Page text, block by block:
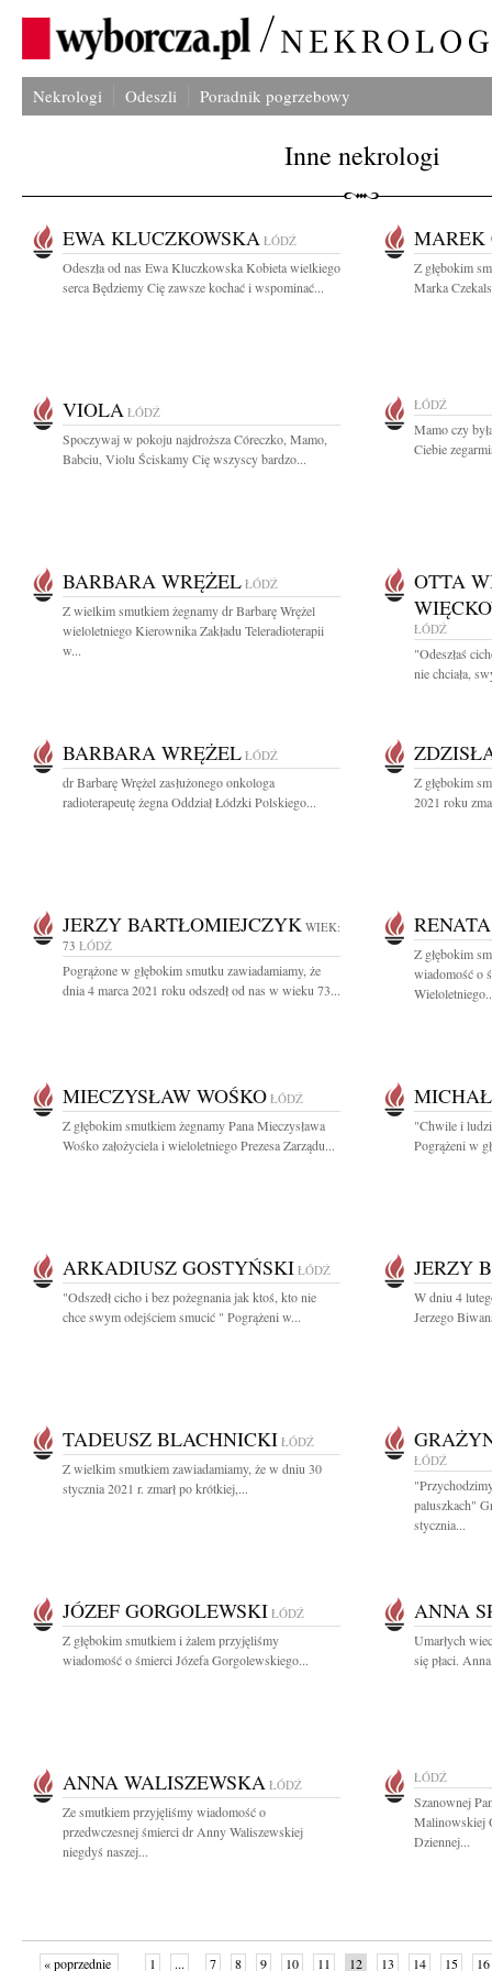
Nekrologi Odeszli Poradnik pogrzebowy
Inne nekrologi
EWA KLUCZKOWSKA ŁÓDŹ
Odeszła od nas Ewa Kluczkowska Kobieta wielkiego
serca Będziemy Cię zawsze kochać i wspominać...
MAREK
Z głębokim
Marka
VIOLA ŁÓDŹ
Spoczywaj w pokoju najdroższa Córeczko, Mamo,
Babciu, Violu Ściskamy Cię wszyscy bardzo...
ŁÓDŹ
Mamo czy
Ciebie
BARBARA WRĘŻEL ŁÓDŹ
Z wielkim smutkiem żegnamy dr Barbarę Wrężel
wieloletniego Kierownika Zakładu Teleradioterapii
w...
OTTA
ŁÓDŹ
"Odeszłaś
nie chciała,
BARBARA WRĘŻEL ŁÓDŹ
dr Barbarę Wrężel zasłużonego onkologa
radioterapeutę żegna Oddział Łódzki Polskiego...
Z głębokim
2021 roku
JERZY BARTŁOMIEJCZYK WIEK:
73 ŁÓDŹ
Pogrążone w głębokim smutku zawiadamiamy, że
dnia 4 marca 2021 roku odszedł od nas w wieku 73...
Z głębokim
wiadomość o
MIECZYSŁAW WOŚKO ŁÓDŹ
Z głębokim smutkiem żegnamy Pana Mieczysława
Wośko założyciela i wieloletniego Prezesa Zarządu...
"Chwile i
Pogrążeni w
ARKADIUSZ GOSTYŃSKI ŁÓDŹ
"Odszedł cicho i bez pożegnania jak ktoś, kto nie
chce swym odejściem smucić " Pogrążeni w...
JERZY
W dniu 4
Jerzego
TADEUSZ BLACHNICKI ŁÓDŹ
Z wielkim smutkiem zawiadamiamy, że w dniu 30
stycznia 2021 r. zmarł po krótkiej,...
ŁÓDŹ
paluszkach"
stycznia...
JÓZEF GORGOLEWSKI ŁÓDŹ
Z głębokim smutkiem i żalem przyjęliśmy
wiadomość o śmierci Józefa Gorgolewskiego...
ANNA
Umarłych
się płaci.
ANNA WALISZEWSKA ŁÓDŹ
Ze smutkiem przyjęliśmy wiadomość o
przedwczesnej śmierci dr Anny Waliszewskiej
niegdyś naszej...
ŁÓDŹ
Szanownej
Malinowskiej
Dziennej...
« poprzednie 1 ... 7 8 9 10 11 12 13 14 15 16